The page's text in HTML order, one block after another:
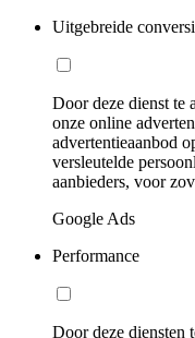
Uitgebreide
Door deze dienst te
onze online
advertentieaanbod
versleutelde
aanbieders, voor
Google Ads
Performance
Door deze diensten